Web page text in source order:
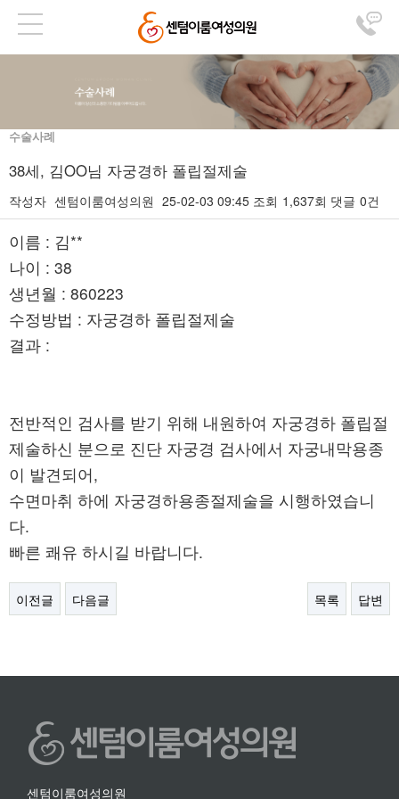
수술사례
38세, 김OO님 자궁경하 폴립절제술
작성자 센텀이룸여성의원 25-02-03 09:45 조회 1,637회 댓글 0건
본문
이름 : 김**
나이 : 38
생년월 : 860223
수정방법 : 자궁경하 폴립절제술
결과 :
전반적인 검사를 받기 위해 내원하여 자궁경하 폴립절
제술하신 분으로 진단 자궁경 검사에서 자궁내막용종
이 발견되어,
수면마취 하에 자궁경하용종절제술을 시행하였습니
다.
빠른 쾌유 하시길 바랍니다.
이전글 다음글 목록 답변
센텀이룸여성의원